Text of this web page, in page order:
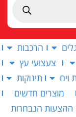
הרכבות
צעצועי עץ
וים
תינוקות
מוצרים חדשים